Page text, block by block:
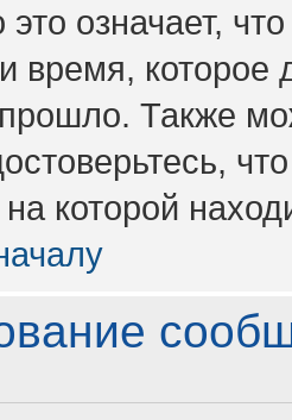
это означает,
время, которое
Также
которой